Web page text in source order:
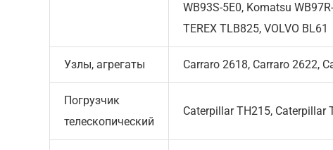
WB93S-5E0, Komatsu
TEREX TLB825, VOLVO BL61
Узлы, агрегаты Carraro 2618, Carraro 2622,
Погрузчик
телескопический
Caterpillar TH215, Caterpillar